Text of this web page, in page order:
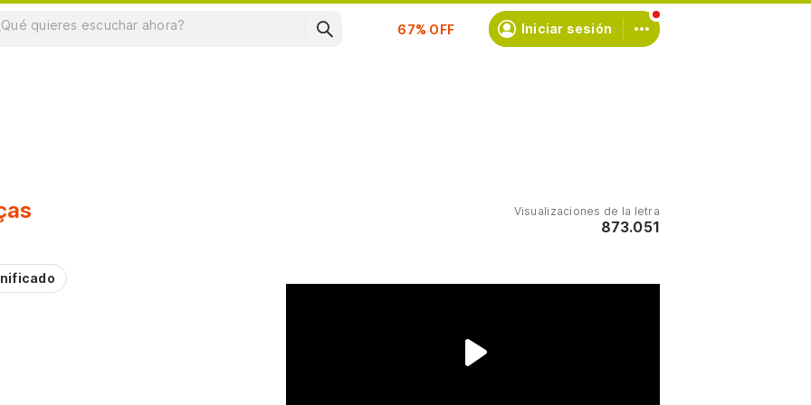
Suscríbete Iniciar sesión
Visualizaciones de la letra
873.051